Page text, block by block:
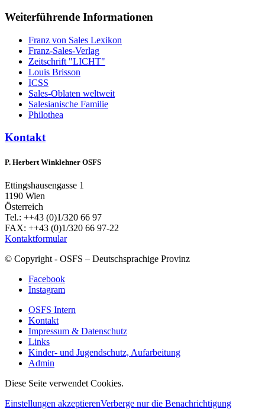
Weiterführende Informationen
Franz von Sales Lexikon
Franz-Sales-Verlag
Zeitschrift "LICHT"
Louis Brisson
ICSS
Sales-Oblaten weltweit
Salesianische Familie
Philothea
Kontakt
P. Herbert Winklehner OSFS
Ettingshausengasse 1
1190 Wien
Österreich
Tel.: ++43 (0)1/320 66 97
FAX: ++43 (0)1/320 66 97-22
Kontaktformular
© Copyright - OSFS – Deutschsprachige Provinz
Facebook
Instagram
OSFS Intern
Kontakt
Impressum & Datenschutz
Links
Kinder- und Jugendschutz, Aufarbeitung
Admin
Diese Seite verwendet Cookies.
Einstellungen akzeptierenVerberge nur die Benachrichtigung